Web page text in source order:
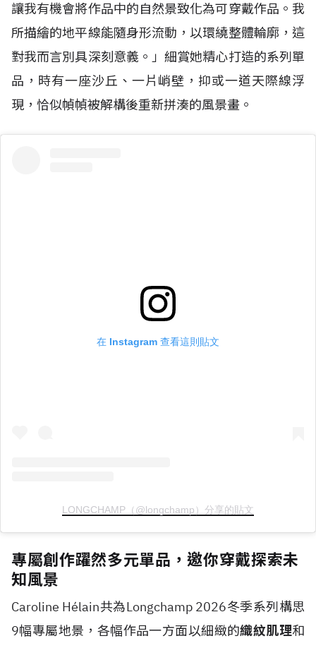
讓我有機會將作品中的自然景致化為可穿戴作品。我
所描繪的地平線能隨身形流動，以環繞整體輪廓，這
對我而言別具深刻意義。」細賞她精心打造的系列單
品，時有一座沙丘、一片峭壁，抑或一道天際線浮
現，恰似幀幀被解構後重新拼湊的風景畫。
在 Instagram 查看這則貼文
LONGCHAMP（@longchamp）分享的貼文
專屬創作躍然多元單品，邀你穿戴探索未
知風景
Caroline Hélain共為Longchamp 2026冬季系列構思
9幅專屬地景，各幅作品一方面以細緻的織紋肌理和